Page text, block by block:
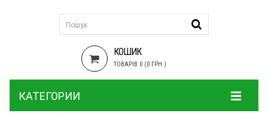
КОШИК
ТОВАРІВ 0 (0 ГРН.)
КАТЕГОРИИ